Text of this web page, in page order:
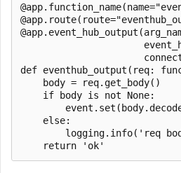
def eventhub_output(req:
    body = req.get_body()
    if body is not None:
    else:
logging.info('req